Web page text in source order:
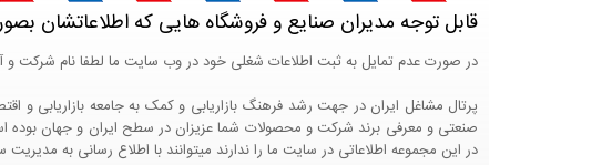
قابل توجه مدیران صنایع و فروشگاه هایی که اطلاعاتشان
در صورت عدم تمایل به ثبت اطلاعات شغلی خود در وب سایت ما لطفا نام شرکت
صنعتی و معرفی برند شرکت و محصولات شما عزیزان در سطح ایران و جهان بوده
در این مجموعه اطلاعاتی در سایت ما را ندارند میتوانند با اطلاع رسانی به